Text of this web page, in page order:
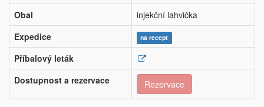
Obal
injekční lahvička
Expedice
na recept
Příbalový leták
Dostupnost a rezervace
Rezervace